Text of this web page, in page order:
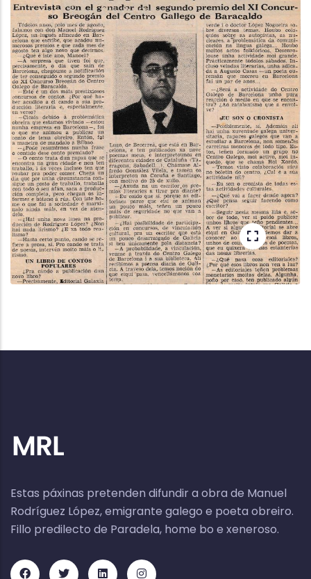
Estas páxinas pretenden difundir a obra de Manuel
Rodríguez López, emigrante galego e poeta obreiro.
Fillo predilecto de Paradela, home bo e xeneroso.